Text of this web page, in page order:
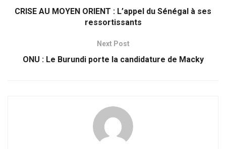
CRISE AU MOYEN ORIENT : L’appel du Sénégal à ses
ressortissants
Next Post
ONU : Le Burundi porte la candidature de Macky